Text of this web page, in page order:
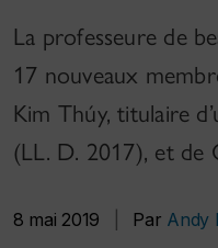
La professeure de
17 nouveaux
Kim Thúy, titulaire
(LL. D. 2017), et de
8 mai 2019 Par Andy